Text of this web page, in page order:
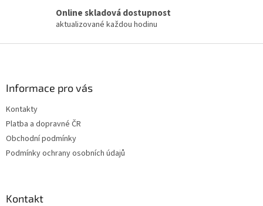
r
v
Online skladová dostupnost
aktualizované každou hodinu
Informace pro vás
Kontakty
Platba a dopravné ČR
Obchodní podmínky
Podmínky ochrany osobních údajů
Kontakt